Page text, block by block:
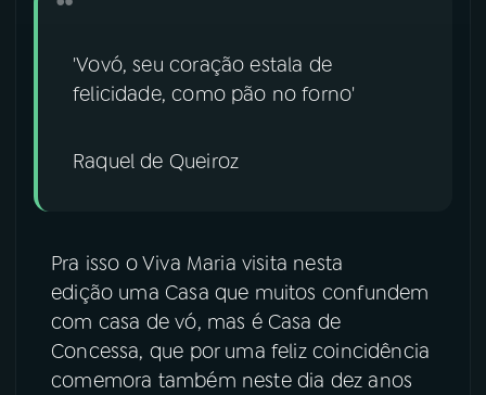
'Vovó, seu coração estala de
felicidade, como pão no forno'
Raquel de Queiroz
Pra isso o Viva Maria visita nesta
edição uma Casa que muitos confundem
com casa de vó, mas é Casa de
Concessa, que por uma feliz coincidência
comemora também neste dia dez anos